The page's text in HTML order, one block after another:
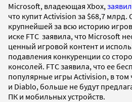
Microsoft, владеющая Xbox,
что купит Activision за $68,7 млрд.
крупнейшей за всю историю
иске FTC заявила, что Microsoft
ценный игровой контент и
подавления конкуренции со
консолей. FTC заявила, что ее
популярные игры Activision, в том
и Diablo, больше не будут
ПК и мобильных устройств.